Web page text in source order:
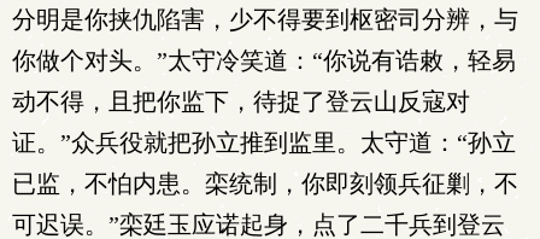
分明是你挟仇陷害，少不得要到枢密司分辨，与
你做个对头。”太守冷笑道：“你说有诰敕，轻易
动不得，且把你监下，待捉了登云山反寇对
证。”众兵役就把孙立推到监里。太守道：“孙立
已监，不怕内患。栾统制，你即刻领兵征剿，不
可迟误。”栾廷玉应诺起身，点了二千兵到登云